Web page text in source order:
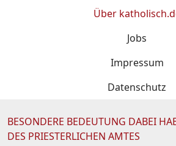
Über
Jobs
Impressum
Datenschutz
BESONDERE BEDEUTUNG DABEI
DES PRIESTERLICHEN AMTES